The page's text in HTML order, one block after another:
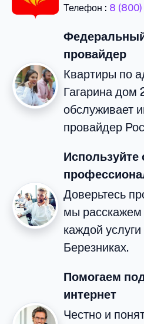
Телефон : 8
провайдер
Квартиры по
Гагарина дом
обслуживает
провайдер
Используйте
Доверьтесь
мы расскажем
каждой
Березниках.
Помогаем
интернет
Честно и